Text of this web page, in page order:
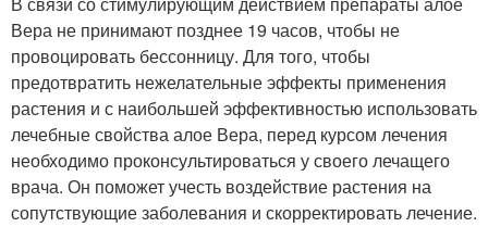
Вера не принимают позднее 19 часов, чтобы не
провоцировать бессонницу. Для того, чтобы
предотвратить нежелательные эффекты применения
растения и с наибольшей эффективностью использовать
лечебные свойства алое Вера, перед курсом лечения
необходимо проконсультироваться у своего лечащего
врача. Он поможет учесть воздействие растения на
сопутствующие заболевания и скорректировать лечение.